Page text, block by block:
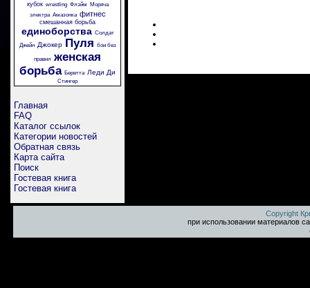
кубок wrestling Флэйм
Моряча
электра Амазонка фитнес
смешанная борьба
единоборства Солдат
Джейн
Джокер Пуля бои без
правил женская
борьба Беретта Леди Ди
Стингер
Главная
FAQ
Каталог ссылок
Категории новостей
Обратная связь
Карта сайта
Поиск
Гостевая книга
Гостевая книга
Copyright
при использовании материалов